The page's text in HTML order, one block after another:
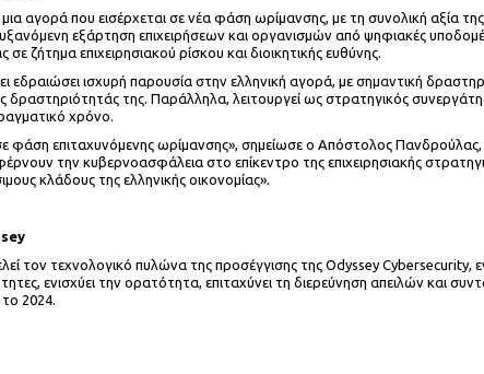
αγορά που εισέρχεται σε νέα φάση ωρίμανσης, με τη συνολική αξία
εξάρτηση επιχειρήσεων και οργανισμών από ψηφιακές
ζήτημα επιχειρησιακού ρίσκου και διοικητικής ευθύνης.
εδραιώσει ισχυρή παρουσία στην ελληνική αγορά, με σημαντική
δραστηριότητάς της. Παράλληλα, λειτουργεί ως στρατηγικός
χρόνο.
φάση επιταχυνόμενης ωρίμανσης», σημείωσε ο Απόστολος
την κυβερνοασφάλεια στο επίκεντρο της επιχειρησιακής
κλάδους της ελληνικής οικονομίας».
τον τεχνολογικό πυλώνα της προσέγγισης της Odyssey
ενισχύει την ορατότητα, επιταχύνει τη διερεύνηση απειλών και
2024.